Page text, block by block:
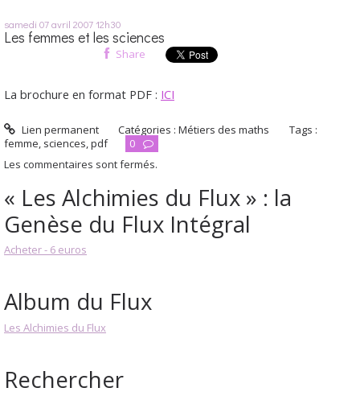
samedi 07avril 200712h30
Les femmes et les sciences
Share
La brochure en format PDF : ICI
Lien permanent Catégories :Métiers des maths
Tags :
femme, sciences,pdf
0
Les commentaires sont fermés.
« Les Alchimies du Flux » : la
Genèse du Flux Intégral
Acheter - 6 euros
Album du Flux
Les Alchimies du Flux
Rechercher